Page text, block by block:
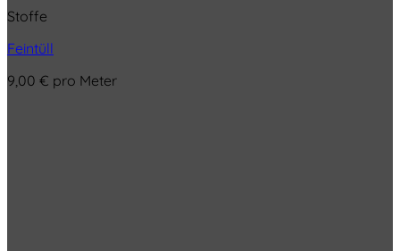
Stoffe
Feintüll
9,00 € pro Meter